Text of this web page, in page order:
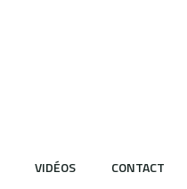
VIDÉOS CONTACT